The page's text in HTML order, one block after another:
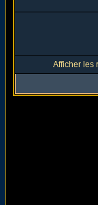
Afficher les